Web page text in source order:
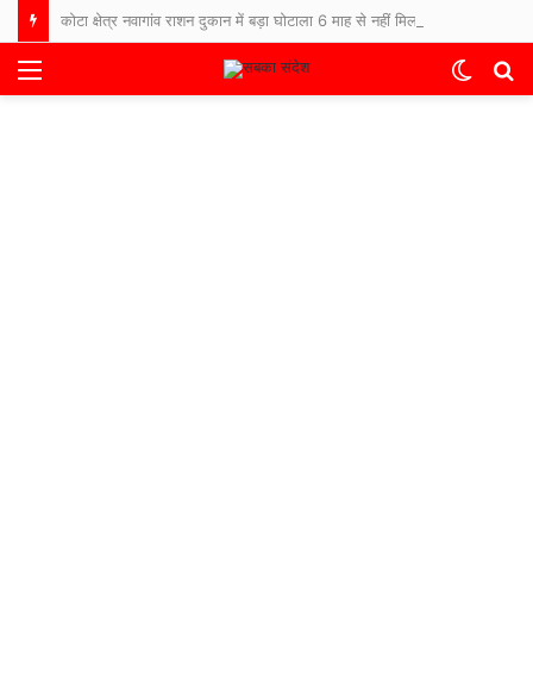
Menu
Switch